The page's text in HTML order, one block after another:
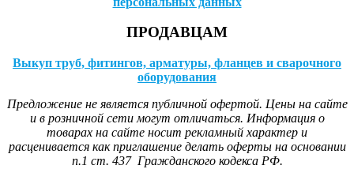
ПРОДАВЦАМ
Выкуп труб, фитингов, арматуры, фланцев и сварочного
оборудования
Предложение не является публичной офертой. Цены на сайте
и в розничной сети могут отличаться. Информация о
товарах на сайте носит рекламный характер и
расценивается как приглашение делать оферты на основании
п.1 ст. 437 Гражданского кодекса РФ.